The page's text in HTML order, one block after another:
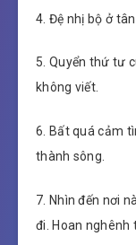
4. Đệ nhị bộ ở
5. Quyển thứ tư
không viết.
6. Bất quá cảm
thành sông.
7. Nhìn đến nơi
đi. Hoan nghênh